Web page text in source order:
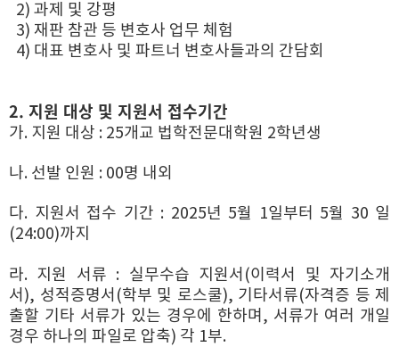
2) 과제 및 강평
3) 재판 참관 등 변호사 업무 체험
4) 대표 변호사 및 파트너 변호사들과의 간담회
2. 지원 대상 및 지원서 접수기간
가. 지원 대상 : 25개교 법학전문대학원 2학년생
나. 선발 인원 : 00명 내외
다. 지원서 접수 기간 : 2025년 5월 1일부터 5월 30 일
(24:00)까지
라. 지원 서류 : 실무수습 지원서(이력서 및 자기소개
서), 성적증명서(학부 및 로스쿨), 기타서 류(자격증 등 제
출할 기타 서류가 있는 경우에 한하며, 서류가 여러 개일
경우 하나의 파일로 압축) 각 1부.